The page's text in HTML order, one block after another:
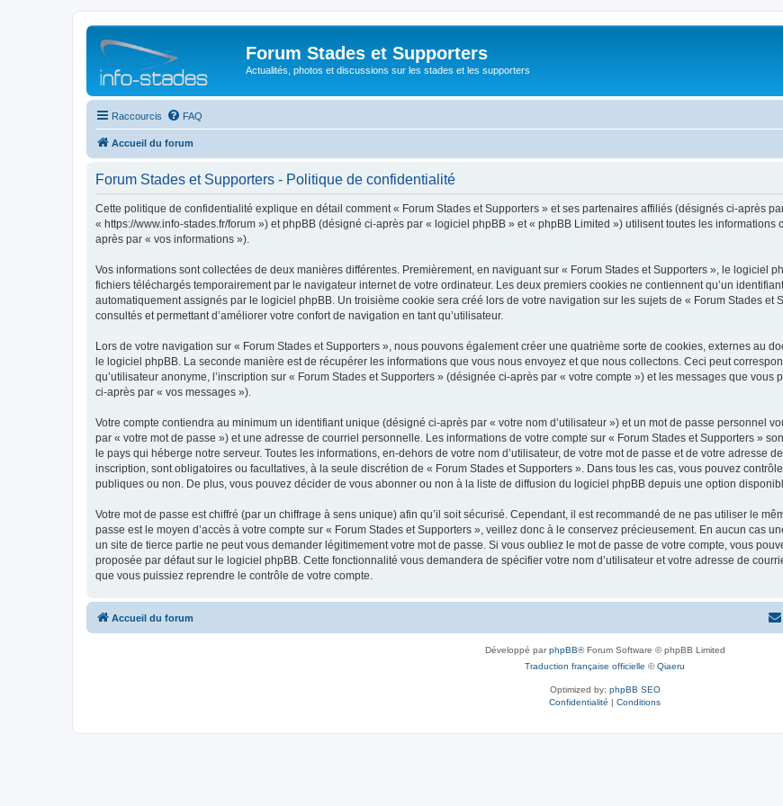
Forum Stades et Supporters
Actualités, photos et discussions sur les stades et les supporters
Raccourcis FAQ
Accueil du forum
Forum Stades et Supporters - Politique de confidentialité
Cette politique de confidentialité explique en détail comment « Forum Stades et Supporters » et ses partenaires affiliés (désignés ci-après
« https://www.info-stades.fr/forum ») et phpBB (désigné ci-après par « logiciel phpBB » et « phpBB Limited ») utilisent toutes les
après par « vos informations »).
Vos informations sont collectées de deux manières différentes. Premièrement, en naviguant sur « Forum Stades et Supporters », le logiciel
fichiers téléchargés temporairement par le navigateur internet de votre ordinateur. Les deux premiers cookies ne contiennent qu’un
automatiquement assignés par le logiciel phpBB. Un troisième cookie sera créé lors de votre navigation sur les sujets de « Forum Stades et
consultés et permettant d’améliorer votre confort de navigation en tant qu’utilisateur.
Lors de votre navigation sur « Forum Stades et Supporters », nous pouvons également créer une quatrième sorte de cookies, externes au
le logiciel phpBB. La seconde manière est de récupérer les informations que vous nous envoyez et que nous collectons. Ceci peut
qu’utilisateur anonyme, l’inscription sur « Forum Stades et Supporters » (désignée ci-après par « votre compte ») et les messages que
ci-après par « vos messages »).
Votre compte contiendra au minimum un identifiant unique (désigné ci-après par « votre nom d’utilisateur ») et un mot de passe personnel
par « votre mot de passe ») et une adresse de courriel personnelle. Les informations de votre compte sur « Forum Stades et Supporters »
le pays qui héberge notre serveur. Toutes les informations, en-dehors de votre nom d’utilisateur, de votre mot de passe et de votre adresse
inscription, sont obligatoires ou facultatives, à la seule discrétion de « Forum Stades et Supporters ». Dans tous les cas, vous pouvez
publiques ou non. De plus, vous pouvez décider de vous abonner ou non à la liste de diffusion du logiciel phpBB depuis une option
Votre mot de passe est chiffré (par un chiffrage à sens unique) afin qu’il soit sécurisé. Cependant, il est recommandé de ne pas utiliser le
passe est le moyen d’accès à votre compte sur « Forum Stades et Supporters », veillez donc à le conservez précieusement. En aucun cas
un site de tierce partie ne peut vous demander légitimement votre mot de passe. Si vous oubliez le mot de passe de votre compte, vous
proposée par défaut sur le logiciel phpBB. Cette fonctionnalité vous demandera de spécifier votre nom d’utilisateur et votre adresse de
que vous puissiez reprendre le contrôle de votre compte.
Accueil du forum
Développé parphpBB® Forum Software © phpBB Limited
Traduction française officielle ©Qiaeru
Optimized by: phpBB SEO
Confidentialité | Conditions